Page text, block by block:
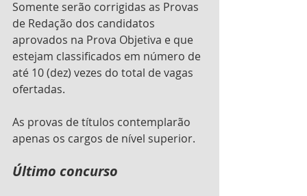
Somente serão corrigidas as Provas
de Redação dos candidatos
aprovados na Prova Objetiva e que
estejam classificados em número de
até 10 (dez) vezes do total de vagas
ofertadas.
As provas de títulos contemplarão
apenas os cargos de nível superior.
Último concurso